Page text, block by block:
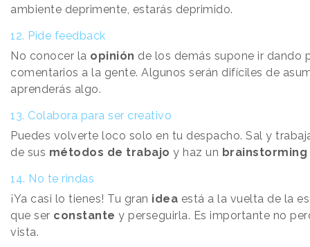
ambiente deprimente, estarás deprimido.
12. Pide feedback
No conocer la opinión de los demás supone ir dando
comentarios a la gente. Algunos serán difíciles de
aprenderás algo.
13. Colabora para ser creativo
Puedes volverte loco solo en tu despacho. Sal y
de sus métodos de trabajo y haz un brainstorming
14. No te rindas
¡Ya casi lo tienes! Tu gran idea está a la vuelta de la
que ser constante y perseguirla. Es importante no
vista.